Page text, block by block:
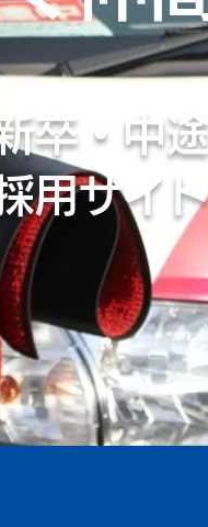
卒・中途
用サイ